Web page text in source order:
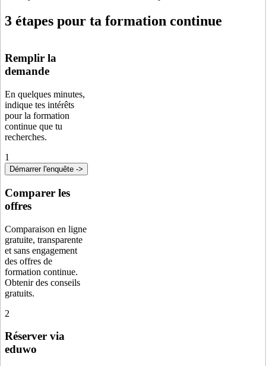
3 étapes pour ta formation continue
Remplir la
demande
En quelques minutes,
indique tes intérêts
pour la formation
continue que tu
recherches.
1
Démarrer l'enquête ->
Comparer les
offres
Comparaison en ligne
gratuite, transparente
et sans engagement
des offres de
formation continue.
Obtenir des conseils
gratuits.
2
Réserver via
eduwo